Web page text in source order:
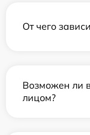
От чего
Возможен ли
лицом?